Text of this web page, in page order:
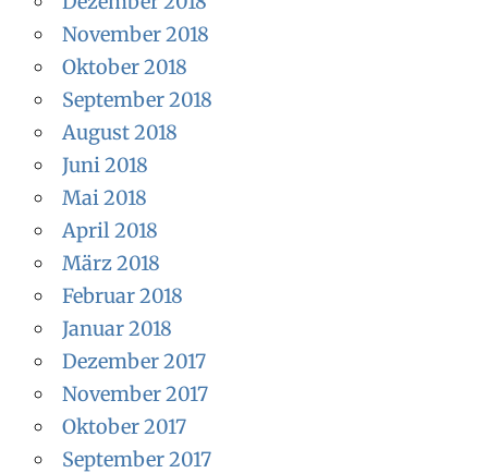
November 2018
Oktober 2018
September 2018
August 2018
Juni 2018
Mai 2018
April 2018
März 2018
Februar 2018
Januar 2018
Dezember 2017
November 2017
Oktober 2017
September 2017